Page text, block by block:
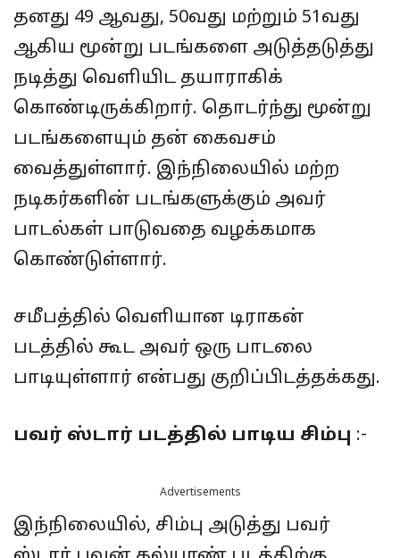
தனது 49 ஆவது, 50வது மற்றும் 51வது
ஆகிய மூன்று படங்களை அடுத்தடுத்து
நடித்து வெளியிட தயாராகிக்
கொண்டிருக்கிறார். தொடர்ந்து மூன்று
படங்களையும் தன் கைவசம்
வைத்துள்ளார். இந்நிலையில் மற்ற
நடிகர்களின் படங்களுக்கும் அவர்
பாடல்கள் பாடுவதை வழக்கமாக
கொண்டுள்ளார்.
சமீபத்தில் வெளியான டிராகன்
படத்தில் கூட அவர் ஒரு பாடலை
பாடியுள்ளார் என்பது குறிப்பிடத்தக்கது.
பவர் ஸ்டார் படத்தில் பாடிய சிம்பு :-
Advertisements
இந்நிலையில், சிம்பு அடுத்து பவர்